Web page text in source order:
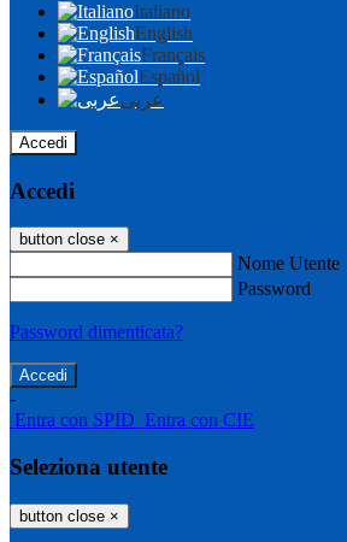
Italiano
English
Français
Español
عربى
Accedi
Accedi
button close ×
Nome Utente
Password
Password dimenticata?
-
Entra con SPID Entra con CIE
Seleziona utente
button close ×